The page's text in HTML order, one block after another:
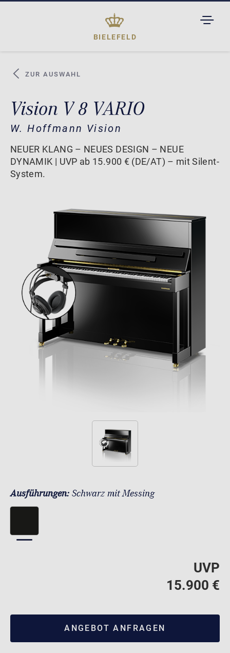
BIELEFELD
ZUR AUSWAHL
Vision V 8 VARIO
W. Hoffmann Vision
NEUER KLANG – NEUES DESIGN – NEUE
DYNAMIK | UVP ab 15.900 € (DE/AT) – mit Silent-
System.
Ausführungen: Schwarz mit Messing
UVP
15.900 €
ANGEBOT ANFRAGEN